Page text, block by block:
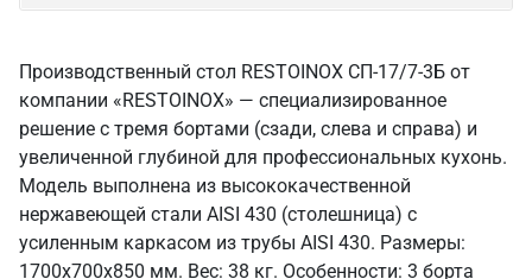
Производственный стол RESTOINOX СП-17/7-3Б от
компании «RESTOINOX» — специализированное
решение с тремя бортами (сзади, слева и справа) и
увеличенной глубиной для профессиональных кухонь.
Модель выполнена из высококачественной
нержавеющей стали AISI 430 (столешница) с
усиленным каркасом из трубы AISI 430. Размеры:
1700x700x850 мм. Вес: 38 кг. Особенности: 3 борта